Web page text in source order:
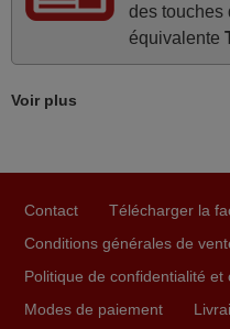
Concerne la
vidéo projecteur Wimius
émis car le délai de 24h
des touches
équivalente
Voir plus
Contact Télécharger la
Conditions générales de
Politique de confidentialité et
Modes de paiement